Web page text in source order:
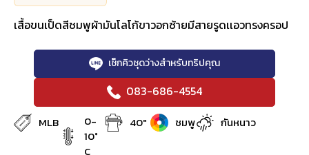
เสื้อขนเป็ดสีชมพูผ้ามันโลโก้ขาวอกซ้ายมีสายรูดเเอวทรงครอป
เช็กคิวชุดว่างสำหรับทริปคุณ
083-686-4554
MLB
0-
10°
C
40" ชมพู กันหนาว